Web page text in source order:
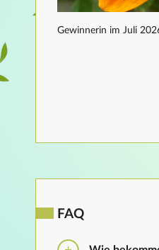
Gewinnerin im Juli
FAQ